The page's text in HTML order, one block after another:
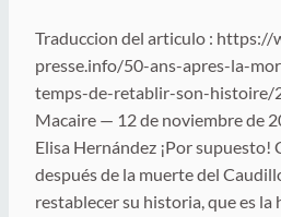
Traduccion del articulo : https://
presse.info/50-ans-apres-la-
temps-de-retablir-son-histoire/
Macaire — 12 de noviembre de
Elisa Hernández ¡Por supuesto!
después de la muerte del
restablecer su historia, que es la